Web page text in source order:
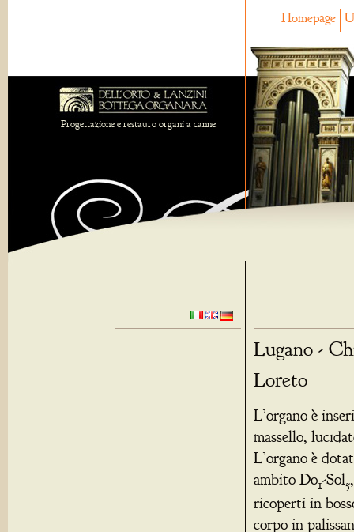
Homepage
Progettazione e restauro organi a canne
Lugano -
Loreto
L’organo è
massello,
L’organo è
ambito Do1-Sol5
ricoperti in
corpo in